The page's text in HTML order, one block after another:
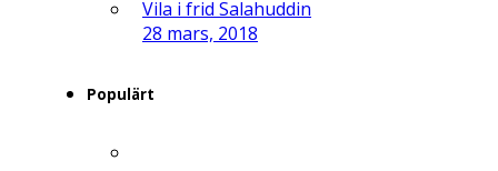
Vila i frid Salahuddin
28 mars, 2018
Populärt